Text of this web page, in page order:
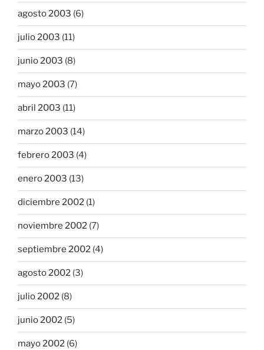
agosto 2003 (6)
julio 2003 (11)
junio 2003 (8)
mayo 2003 (7)
abril 2003 (11)
marzo 2003 (14)
febrero 2003 (4)
enero 2003 (13)
diciembre 2002 (1)
noviembre 2002 (7)
septiembre 2002 (4)
agosto 2002 (3)
julio 2002 (8)
junio 2002 (5)
mayo 2002 (6)